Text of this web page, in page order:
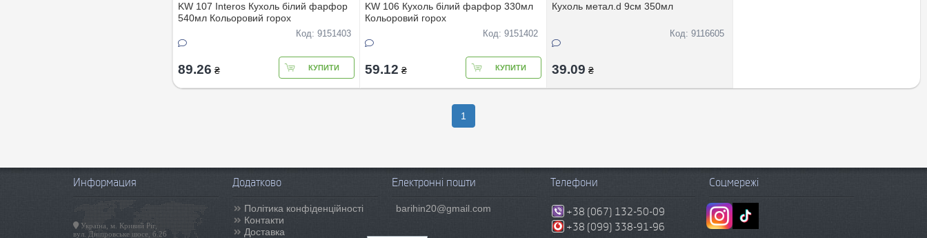
KW 107 Interos Кухоль білий фарфор
540мл Кольоровий горох
Код: 9151403
89.26 ₴ КУПИТИ
KW 106 Кухоль білий фарфор 330мл
Кольоровий горох
Код: 9151402
59.12 ₴ КУПИТИ
Кухоль метал.d 9см 350мл
Код: 9116605
39.09 ₴
1
Информация
Україна, м. Кривий Ріг,
вул. Дніпровське шосе, б.26
Додатково
Політика конфіденційності
Контакти
Доставка
Електронні пошти
barihin20@gmail.com
Телефони
+38 (067) 132-50-09
+38 (099) 338-91-96
Соцмережі